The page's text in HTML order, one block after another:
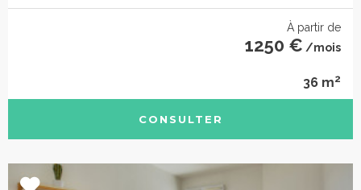
À partir de
1250 € /mois
36 m2
CONSULTER